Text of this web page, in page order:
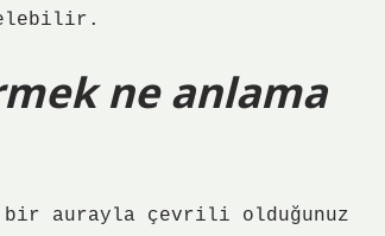
ne anlama
bir aurayla çevrili olduğunuz